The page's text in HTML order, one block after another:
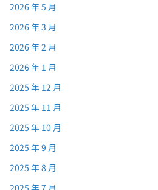
2026 年 5 月
2026 年 3 月
2026 年 2 月
2026 年 1 月
2025 年 12 月
2025 年 11 月
2025 年 10 月
2025 年 9 月
2025 年 8 月
2025 年 7 月